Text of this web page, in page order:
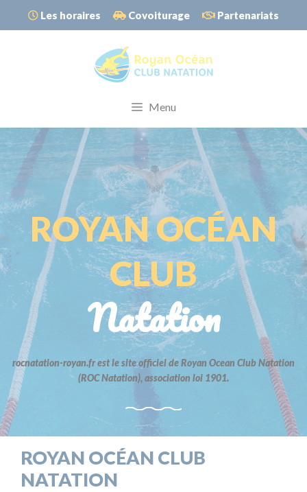
Les horaires Covoiturage Partenariats
Menu
ROYAN OCÉAN
CLUB
Natation
rocnatation-royan.fr est le site officiel de Royan Ocean Club Natation
(ROC Natation), association loi 1901.
ROYAN OCÉAN CLUB
NATATION